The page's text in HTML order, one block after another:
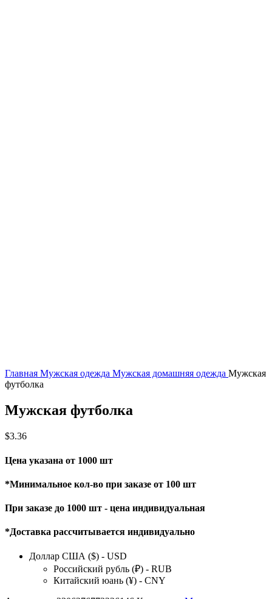
Главная Мужская одежда Мужская домашняя одежда Мужская
футболка
Мужская футболка
$3.36
Цена указана от 1000 шт
*Минимальное кол-во при заказе от 100 шт
При заказе до 1000 шт - цена индивидуальная
*Доставка рассчитывается индивидуально
Доллар США ($) - USD
Российский рубль (₽) - RUB
Китайский юань (¥) - CNY